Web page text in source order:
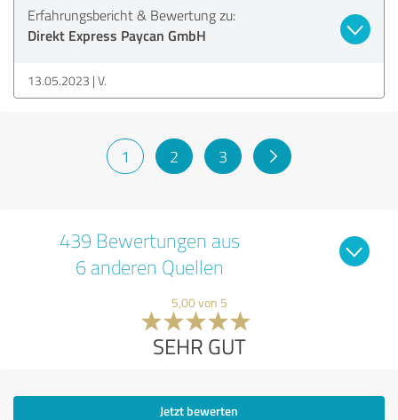
Erfahrungsbericht & Bewertung zu:
Direkt Express Paycan GmbH
13.05.2023 V.
1 2 3
439 Bewertungen aus
6 anderen Quellen
5,00 von 5
SEHR GUT
Jetzt bewerten